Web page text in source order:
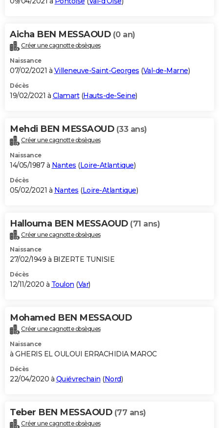
Aicha BEN MESSAOUD (0 an)
Créer une cagnotte obsèques
Naissance
07/02/2021 à Villeneuve-Saint-Georges (Val-de-Marne)
Décès
19/02/2021 à Clamart(Hauts-de-Seine)
Mehdi BEN MESSAOUD (33 ans)
Créer une cagnotte obsèques
Naissance
14/05/1987 à Nantes (Loire-Atlantique)
Décès
05/02/2021 à Nantes (Loire-Atlantique)
Hallouma BEN MESSAOUD (71 ans)
Créer une cagnotte obsèques
Naissance
27/02/1949 à BIZERTE TUNISIE
Décès
12/11/2020 à Toulon (Var)
Mohamed BEN MESSAOUD
Créer une cagnotte obsèques
Naissance
à GHERIS EL OULOUI ERRACHIDIA MAROC
Décès
22/04/2020 à Quiévrechain (Nord)
Teber BEN MESSAOUD (77 ans)
Créer une cagnotte obsèques